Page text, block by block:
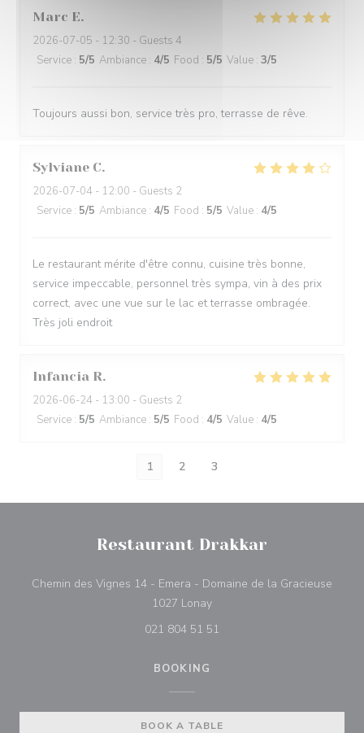
Marc E
2026-07-05 - 12:30 - Guests 4
Service : 5/5 Ambiance : 4/5 Food : 5/5 Value : 3/5
Toujours aussi bon, service très pro, terrasse de rêve.
Sylviane C
2026-07-04 - 12:00 - Guests 2
Service : 5/5 Ambiance : 4/5 Food : 5/5 Value : 4/5
Le restaurant mérite d'être connu, cuisine très bonne,
service impeccable, personnel très sympa, vin à des prix
correct, avec une vue sur le lac et terrasse ombragée.
Très joli endroit
Infancia R
2026-06-24 - 13:00 - Guests 2
Service : 5/5 Ambiance : 5/5 Food : 4/5 Value : 4/5
1 2 3
Restaurant Drakkar
Chemin des Vignes 14 - Emera - Domaine de la Gracieuse
1027 Lonay((opens in a new window))
021 804 51 51
BOOKING
BOOK A TABLE